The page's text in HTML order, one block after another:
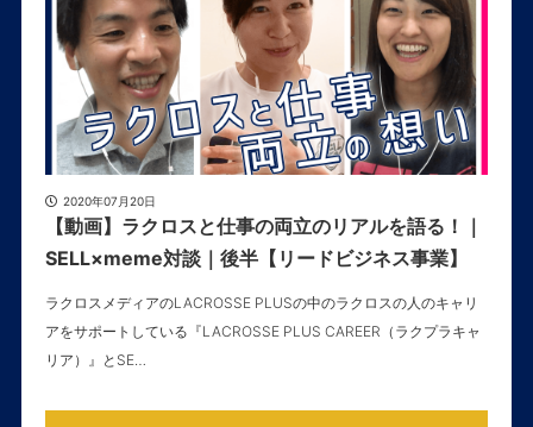
2020年07月20日
【動画】ラクロスと仕事の両立のリアルを語る！｜
SELL×meme対談｜後半【リードビジネス事業】
ラクロスメディアのLACROSSE PLUSの中のラクロスの人のキャリ
アをサポートしている『LACROSSE PLUS CAREER（ラクプラキャ
リア）』とSE…